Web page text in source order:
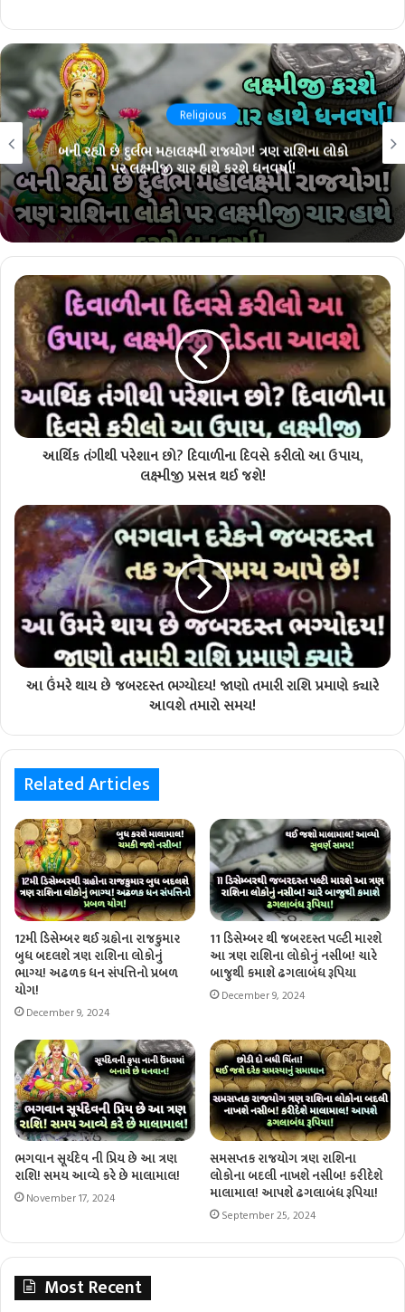
Religious
બની રહ્યો છે દુર્લભ મહાલક્ષ્મી રાજયોગ! ત્રણ રાશિના લોકો
પર લક્ષ્મીજી ચાર હાથે કરશે ધનવર્ષા!
આર્થિક તંગીથી પરેશાન છો? દિવાળીના દિવસે કરીલો આ ઉપાય,
લક્ષ્મીજી પ્રસન્ન થઈ જશે!
આ ઉંમરે થાય છે જબરદસ્ત ભગ્યોદય! જાણો તમારી રાશિ પ્રમાણે ક્યારે
આવશે તમારો સમય!
Related Articles
12મી ડિસેમ્બર થઈ ગ્રહોના રાજકુમાર
બુધ બદલશે ત્રણ રાશિના લોકોનું
ભાગ્ય! અઢળક ધન સંપત્તિનો પ્રબળ
યોગ!
December 9, 2024
11 ડિસેમ્બર થી જબરદસ્ત પલ્ટી મારશે
આ ત્રણ રાશિના લોકોનું નસીબ! ચારે
બાજુથી કમાશે ઢગલાબંધ રૂપિયા
December 9, 2024
ભગવાન સૂર્યદેવ ની પ્રિય છે આ ત્રણ
રાશિ! સમય આવ્યે કરે છે માલામાલ!
November 17, 2024
સમસપ્તક રાજયોગ ત્રણ રાશિના
લોકોના બદલી નાખશે નસીબ! કરીદેશે
માલામાલ! આપશે ઢગલાબંધ રૂપિયા!
September 25, 2024
Most Recent